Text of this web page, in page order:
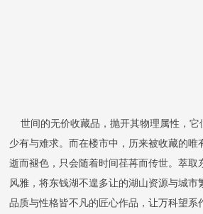
世间的无价收藏品，抛开其物理属性，
少有与难求。而在楼市中，历来被收藏的唯
逝而褪色，只会随着时间荏苒而传世。萃取
风雅，将东钱湖不遑多让的湖山资源与城市
品质与性格皆不凡的匠心作品，让万科望系